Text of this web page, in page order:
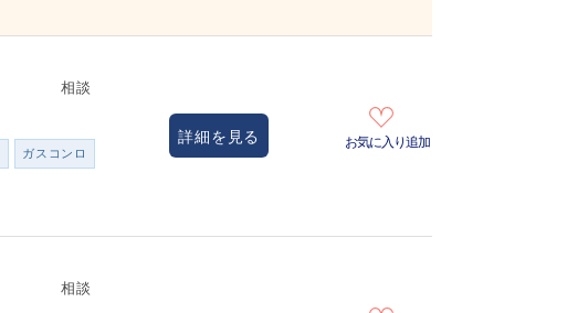
相談
ガスコンロ
詳細を見る お気に入り追加
相談